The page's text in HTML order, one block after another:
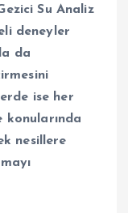
Su Analiz
deneyler
da
ise her
konularında
nesillere